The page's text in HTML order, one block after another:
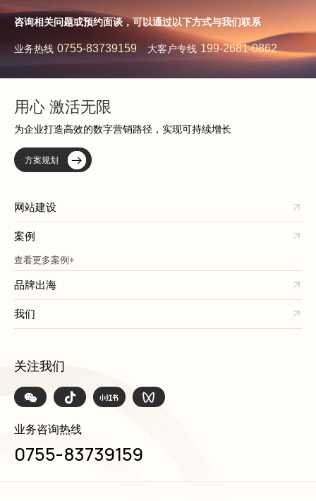
咨询相关问题或预约面谈，可以通过以下方式与我们联系
业务热线 0755-83739159 大客户专线 199-2681-0862
用心 激活无限
为企业打造高效的数字营销路径，实现可持续增长
方案规划
网站建设
案例
查看更多案例+
品牌出海
我们
关注我们
业务咨询热线
0755-83739159